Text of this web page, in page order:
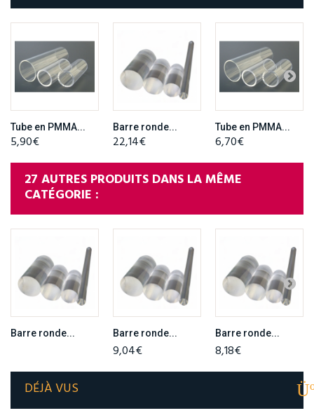
Tube en PMMA...
5,90€
Barre ronde...
22,14€
Tube en PMMA...
6,70€
27 AUTRES PRODUITS DANS LA MÊME
CATÉGORIE :
Barre ronde... Barre ronde...
9,04€
Barre ronde...
8,18€
DÉJÀ VUS